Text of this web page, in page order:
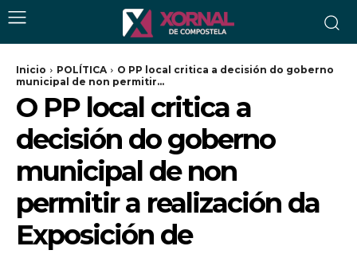
Inicio POLÍTICA
O PP local critica a decisión do goberno
municipal de non permitir...
O PP local critica a
decisión do goberno
municipal de non
permitir a realización da
Exposición de